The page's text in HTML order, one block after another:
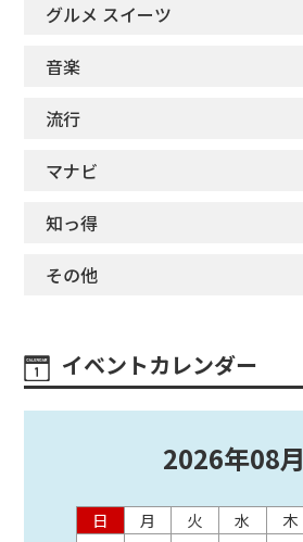
グルメ スイーツ
音楽
流行
マナビ
知っ得
その他
イベントカレンダー
2026年08月
日 月 火 水 木